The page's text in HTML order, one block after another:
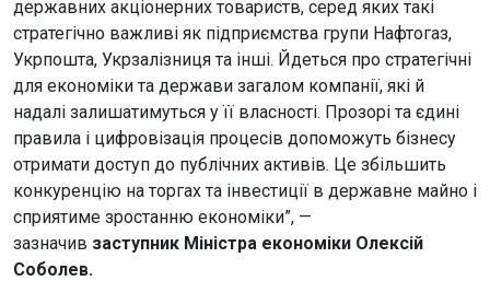
державних акціонерних товариств, серед яких такі
стратегічно важливі як підприємства групи Нафтогаз,
Укрпошта, Укрзалізниця та інші. Йдеться про стратегічні
для економіки та держави загалом компанії, які й
надалі залишатимуться у її власності. Прозорі та єдині
правила і цифровізація процесів допоможуть бізнесу
отримати доступ до публічних активів. Це збільшить
конкуренцію на торгах та інвестиції в державне майно і
сприятиме зростанню економіки”, —
зазначив заступник Міністра економіки Олексій
Соболев.